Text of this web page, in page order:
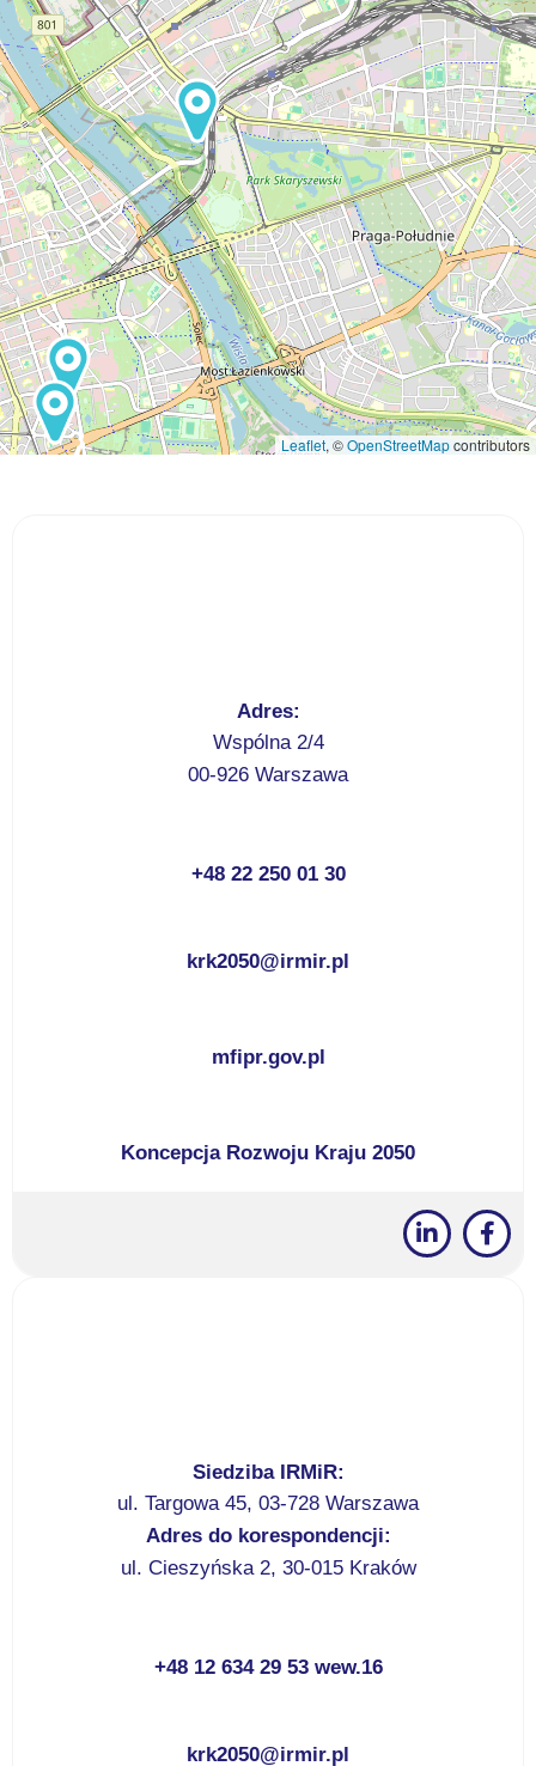
Leaflet, ©OpenStreetMapcontributors
Adres:
Wspólna 2/4
00-926 Warszawa
+48 22 250 01 30
krk2050@irmir.pl
mfipr.gov.pl
Koncepcja Rozwoju Kraju 2050
Siedziba IRMiR:
ul. Targowa 45, 03-728 Warszawa
Adres do korespondencji:
ul. Cieszyńska 2, 30-015 Kraków
+48 12 634 29 53 wew.16
krk2050@irmir.pl